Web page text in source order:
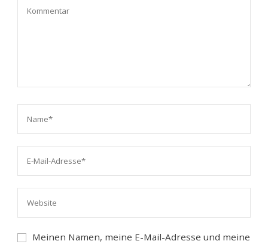
Meinen Namen, meine E-Mail-Adresse und meine